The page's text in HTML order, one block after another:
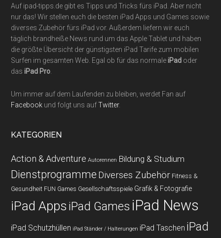
Auf ipad-tipps.de gibt es Tipps und Tricks fürs iPad. Aber nicht
nur das! Wir stellen euch die besten iPad Apps und Games sowie
diverses Zubehör fürs iPad vor. Außerdem liefern wir euch
täglich brandheiße News rund um das Apple Tablet und haben
die größte Übersicht der günstigsten iPad Tarife zum mobilen
Surfen im gesamten Web. Egal ob für das normaleiPad oder
dasiPad Pro
Um immer auf dem Laufenden zu bleiben, werdet Fan auf
Facebook und folgt uns aufTwitter.
KATEGORIEN
Action & Adventure Autorennen Bildung & Studium
Dienstprogramme Diverses Zubehör Fitness &
Gesundheit FUN Games Gesellschaftsspiele Grafik & Fotografie
iPad Apps iPad Games iPad News
iPad Schutzhüllen iPad Ständer / Halterungen iPad Taschen iPad